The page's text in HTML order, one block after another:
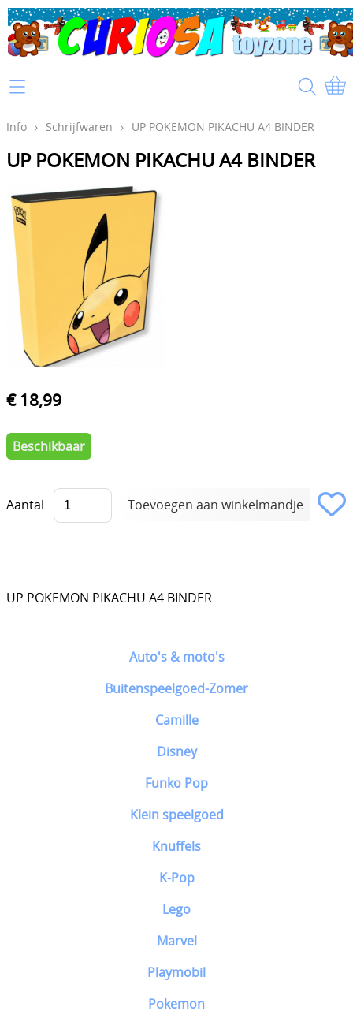
Home
Info
Mijn account
Auto's & moto's
Buitenspeelgoed-Zomer
Camille
Disney
Funko Pop
Klein speelgoed
Knuffels
K-Pop
Lego
Marvel
Playmobil
Pokemon
Info › Schrijfwaren › UP POKEMON PIKACHU A4 BINDER
UP POKEMON PIKACHU A4 BINDER
€ 18,99
Beschikbaar
Aantal
UP POKEMON PIKACHU A4 BINDER